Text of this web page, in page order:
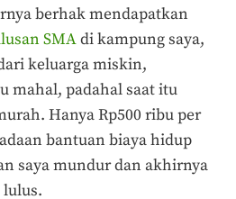
berhak mendapatkan
SMAdi kampung saya,
keluarga miskin,
mahal, padahal saat itu
Hanya Rp500 ribu per
bantuan biaya hidup
saya mundur dan akhirnya
lulus.